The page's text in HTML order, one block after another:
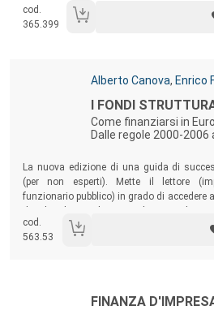
cod.
365.399
Autori:
Alberto Canova, Enrico
Titolo:
I FONDI
Come finanziarsi in
Dalle regole 2000-
La nuova edizione di una guida di
(per non esperti). Mette il lettore
funzionario pubblico) in grado di accedere
finanziamenti? rientro nei requisiti
operativi nella mia zona? cosa devo fare?
cod.
563.53
Autori:
Titolo:
FINANZA